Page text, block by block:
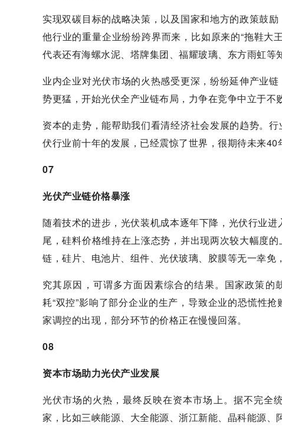
实现双碳目标的战略决策，以及国家和地方的政策鼓
他行业的重量企业纷纷跨界而来，比如原来的“拖鞋大
代表还有海螺水泥、塔牌集团、福耀玻璃、东方雨虹等
业内企业对光伏市场的火热感受更深，纷纷延伸产业
势更猛，开始光伏全产业链布局，力争在竞争中立于不
资本的走势，能帮助我们看清经济社会发展的趋势。
伏行业前十年的发展，已经震惊了世界，很期待未来40
07
光伏产业链价格暴涨
随着技术的进步，光伏装机成本逐年下降，光伏行业
尾，硅料价格维持在上涨态势，并出现两次较大幅度
链，硅片、电池片、组件、光伏玻璃、胶膜等无一幸免
究其原因，可谓多方面因素综合的结果。国家政策
耗“双控”影响了部分企业的生产，导致企业的恐慌性
家调控的出现，部分环节的价格正在慢慢回落。
08
资本市场助力光伏产业发展
光伏市场的火热，最终反映在资本市场上。据不完全
家，比如三峡能源、大全能源、浙江新能、晶科能源、